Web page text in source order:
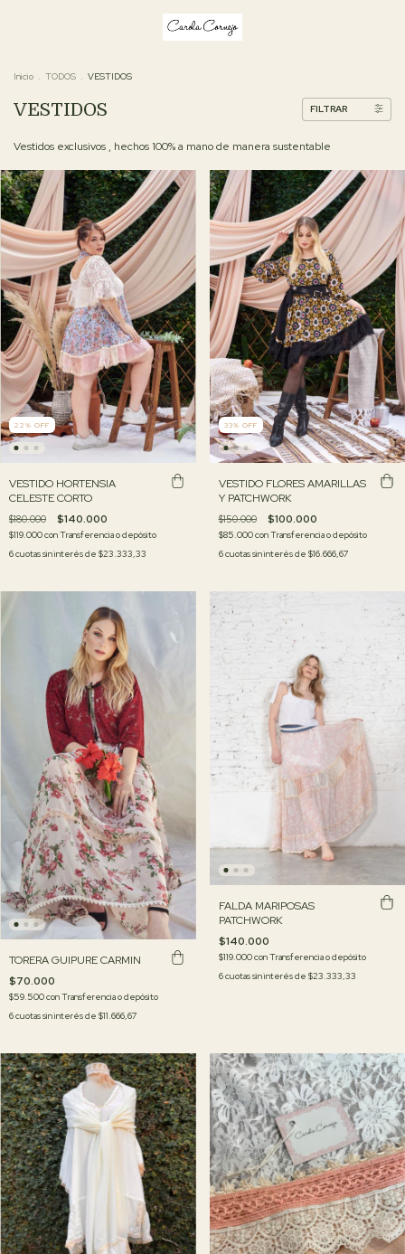
Inicio . TODOS . VESTIDOS
VESTIDOS FILTRAR
Vestidos exclusivos , hechos 100% a mano de manera sustentable
22 % OFF
VESTIDO HORTENSIA
CELESTE CORTO
$180.000 $140.000
$119.000conTransferencia o depósito
6cuotas sin interés de $23.333,33
33% OFF
VESTIDO FLORES AMARILLAS
Y PATCHWORK
$150.000 $100.000
$85.000conTransferencia o depósito
6cuotas sin interés de $16.666,67
TORERA GUIPURE CARMIN
$70.000
$59.500conTransferencia o depósito
6cuotas sin interés de $11.666,67
FALDA MARIPOSAS
PATCHWORK
$140.000
$119.000conTransferencia o depósito
6cuotas sin interés de $23.333,33